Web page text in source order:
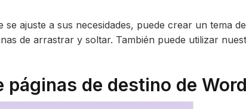
ajuste a sus necesidades, puede crear un tema
de arrastrar y soltar. También puede utilizar
de destino de